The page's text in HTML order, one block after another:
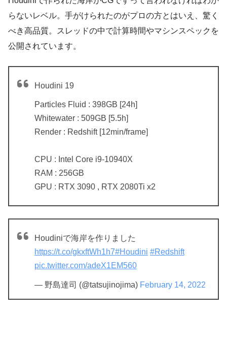
らないレベル。手がけられたのがプロの方とはいえ、驚く
べき高品質。スレッドの中で計算時間やマシンスペックを
公開されています。
Houdini 19
Particles Fluid : 398GB [24h]
Whitewater : 509GB [5.5h]
Render : Redshift [12min/frame]
CPU : Intel Core i9-10940X
RAM : 256GB
GPU : RTX 3090 , RTX 2080Ti x2
Houdiniで海岸を作りました
https://t.co/gkxftWh1h7#Houdini #Redshift
pic.twitter.com/adeX1EM560
— 野島達司 (@tatsujinojima) February 14, 2022